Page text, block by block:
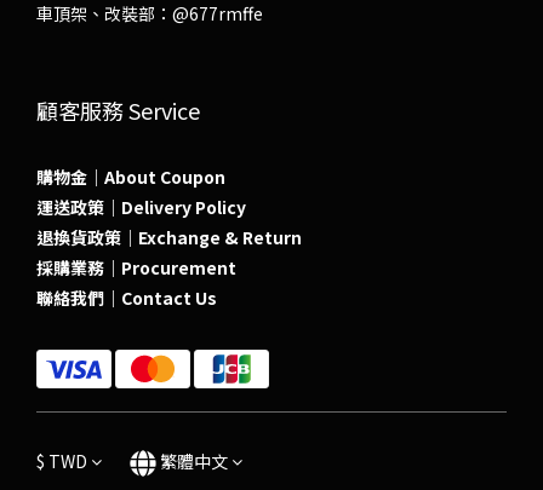
車頂架、改裝部： @677rmffe
顧客服務 Service
購物金｜About Coupon
運送政策｜Delivery Policy
退換貨政策｜Exchange & Return
採購業務｜Procurement
聯絡我們｜Contact Us
$ TWD 繁體中文